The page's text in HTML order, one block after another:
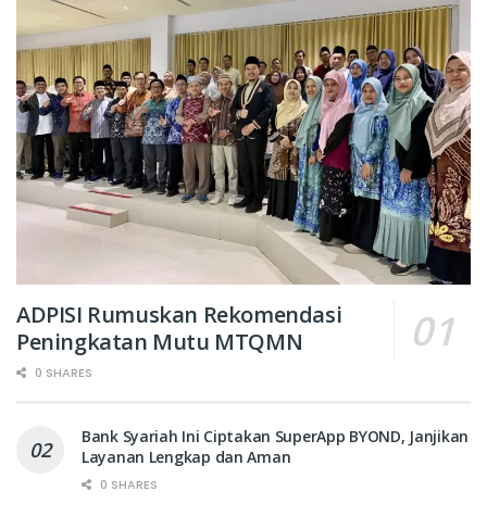
ADPISI Rumuskan Rekomendasi
Peningkatan Mutu MTQMN
0 SHARES
Bank Syariah Ini Ciptakan SuperApp BYOND, Janjikan
Layanan Lengkap dan Aman
0 SHARES